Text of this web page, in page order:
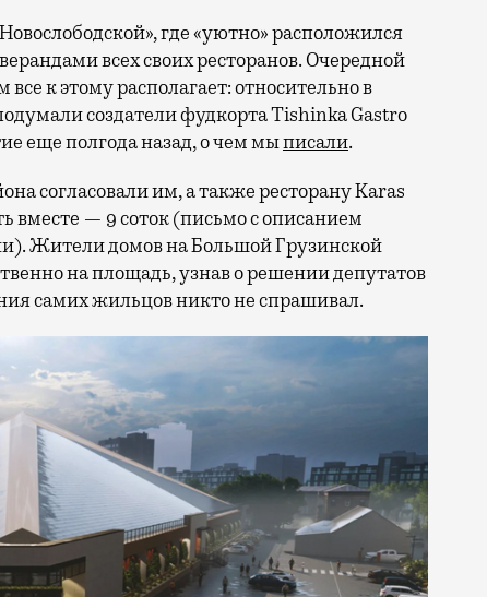
где «уютно» расположился
всех своих ресторанов. Очередной
к этому располагает: относительно в
создатели фудкорта Tishinka Gastro
еще полгода назад, о чем мыписали.
согласовали им, а также ресторану Karas
вместе — 9 соток (письмо с описанием
Жители домов на Большой Грузинской
на площадь, узнав о решении депутатов
самих жильцов никто не спрашивал.